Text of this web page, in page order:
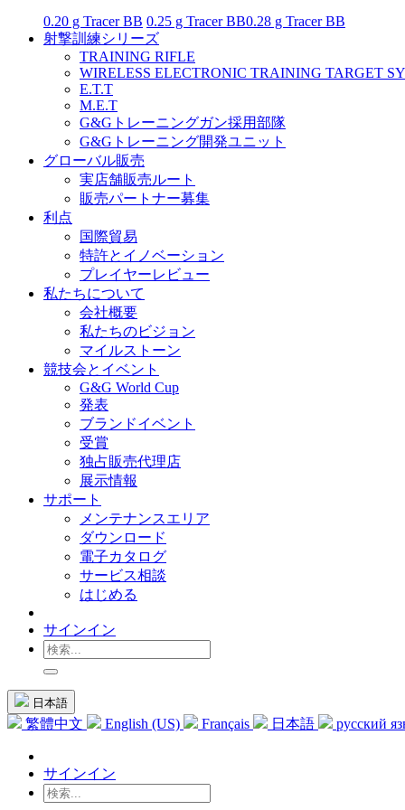
0.20 g Tracer BB 0.25 g Tracer BB0.28 g Tracer BB
射撃訓練シリーズ
TRAINING RIFLE
WIRELESS ELECTRONIC TRAINING TARGET
E.T.T
M.E.T
G&Gトレーニングガン採用部隊
G&Gトレーニング開発ユニット
グローバル販売
実店舗販売ルート
販売パートナー募集
利点
国際貿易
特許とイノベーション
プレイヤーレビュー
私たちについて
会社概要
私たちのビジョン
マイルストーン
競技会とイベント
G&G World Cup
発表
ブランドイベント
受賞
独占販売代理店
展示情報
サポート
メンテナンスエリア
ダウンロード
電子カタログ
サービス相談
はじめる
サインイン
日本語
繁體中文 English (US) Français 日本語 русский
サインイン